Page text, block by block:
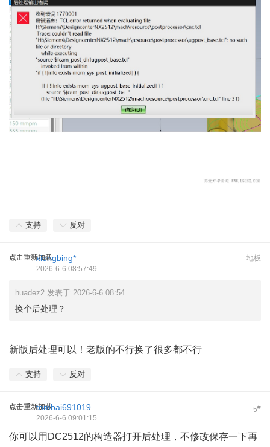
支持 反对
点击重新加载 地板
xiongbing*
2026-6-6 08:57:49
huadez2 发表于 2026-6-6 08:54
换个后处理？
新版后处理可以！老版的不行换了很多都不行
支持 反对
点击重新加载 5#
tombai691019
2026-6-6 09:01:15
你可以用DC2512的构造器打开后处理，不修改保存一下再